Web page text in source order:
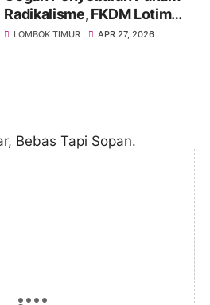
Radikalisme, FKDM Lotim
Mengadakan Sosialisasi di
LOMBOK TIMUR APR 27, 2026
Bebas Tapi Sopan.